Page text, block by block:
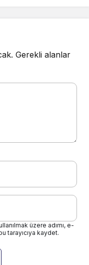
Gerekli alanlar
üzere adımı, e-
tarayıcıya kaydet.